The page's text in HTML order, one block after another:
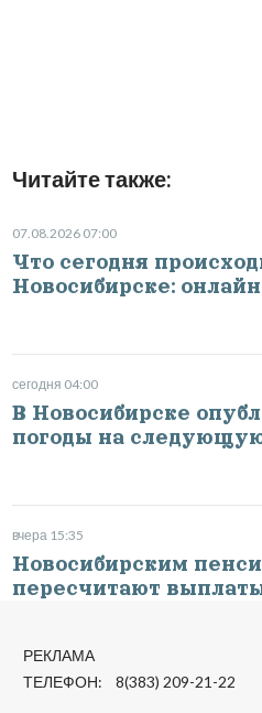
Читайте также:
07.08.2026 07:00
Что сегодня
Новосибирске:
сегодня 04:00
В Новосибирске
погоды на
вчера 15:35
Новосибирским
пересчитают
РЕКЛАМА
ТЕЛЕФОН: 8(383) 209-21-22